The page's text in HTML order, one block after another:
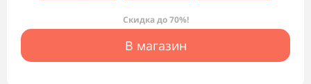
Скидка до 70%!
В магазин